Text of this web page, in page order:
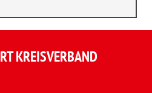
KREISVERBAND